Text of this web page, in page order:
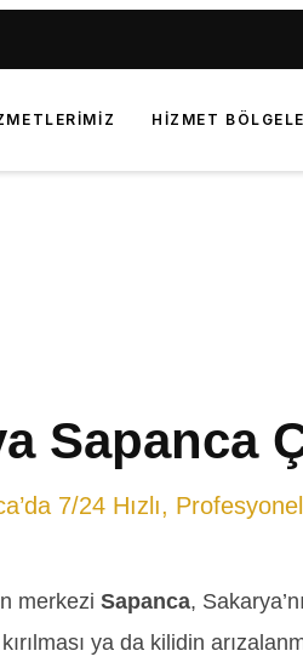
HIZMET
Sapanca
7/24 Hızlı,
merkezi Sapanca,
ya da kilidin